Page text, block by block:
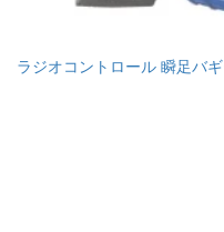
ラジオコントロール 瞬足バ